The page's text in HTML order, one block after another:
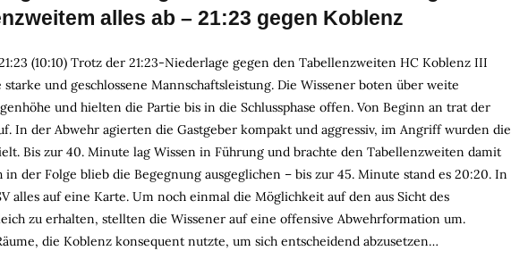
alles ab – 21:23 gegen Koblenz
(10:10) Trotz der 21:23-Niederlage gegen den Tabellenzweiten HC Koblenz III
starke und geschlossene Mannschaftsleistung. Die Wissener boten über weite
und hielten die Partie bis in die Schlussphase offen. Von Beginn an trat der
In der Abwehr agierten die Gastgeber kompakt und aggressiv, im Angriff wurden die
Bis zur 40. Minute lag Wissen in Führung und brachte den Tabellenzweiten damit
der Folge blieb die Begegnung ausgeglichen – bis zur 45. Minute stand es 20:20. In
alles auf eine Karte. Um noch einmal die Möglichkeit auf den aus Sicht des
zu erhalten, stellten die Wissener auf eine offensive Abwehrformation um.
die Koblenz konsequent nutzte, um sich entscheidend abzusetzen…